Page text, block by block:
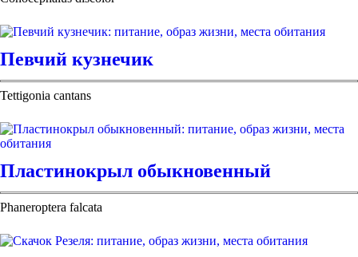
Певчий кузнечик
Tettigonia cantans
Пластинокрыл обыкновенный
Phaneroptera falcata